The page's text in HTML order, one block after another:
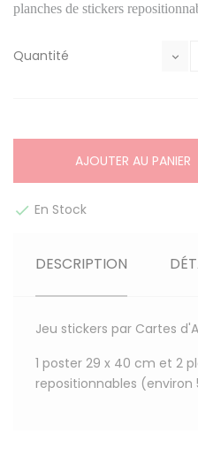
planches de stickers
Quantité
AJOUTER AU PANIER
 En Stock
DESCRIPTION
Jeu stickers par Cartes
1 poster 29 x 40 cm et 2
repositionnables (environ